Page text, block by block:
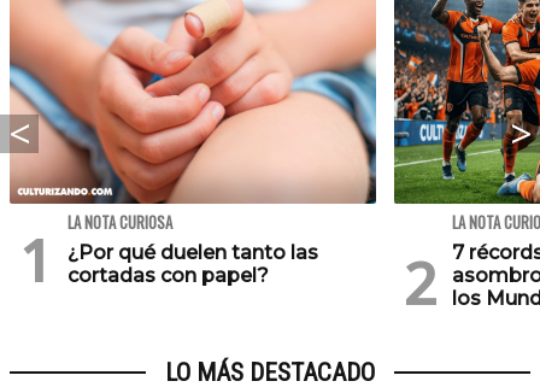
LA NOTA CURIOSA
¿Por qué duelen tanto las
cortadas con papel?
LA NOTA
7
los
LO MÁS DESTACADO